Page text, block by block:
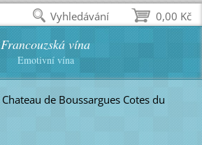
Francouzská vína
Emotivní vína
Chateau de Boussargues Cotes du
0,00 Kč
Vyhledávání